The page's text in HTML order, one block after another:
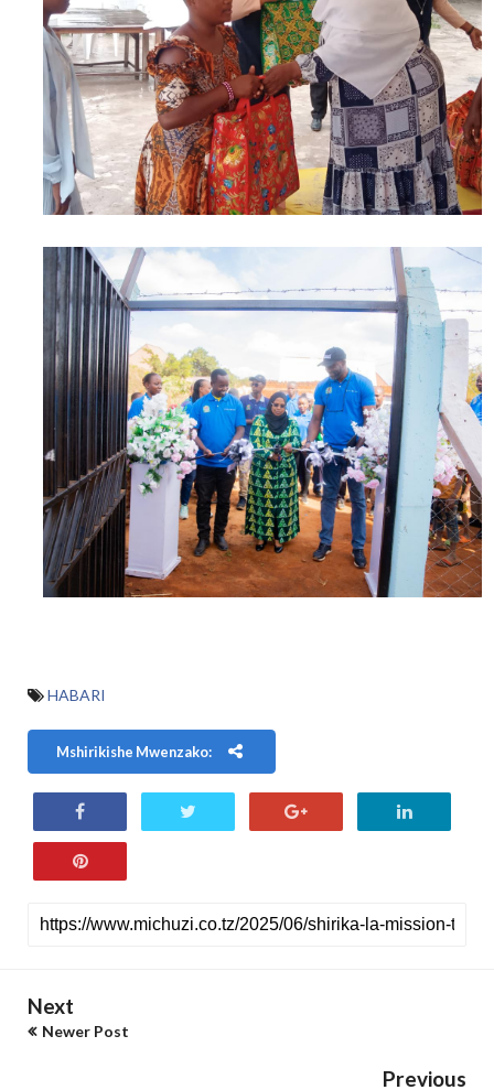
HABARI
Mshirikishe Mwenzako:
Next
Newer Post
Previous